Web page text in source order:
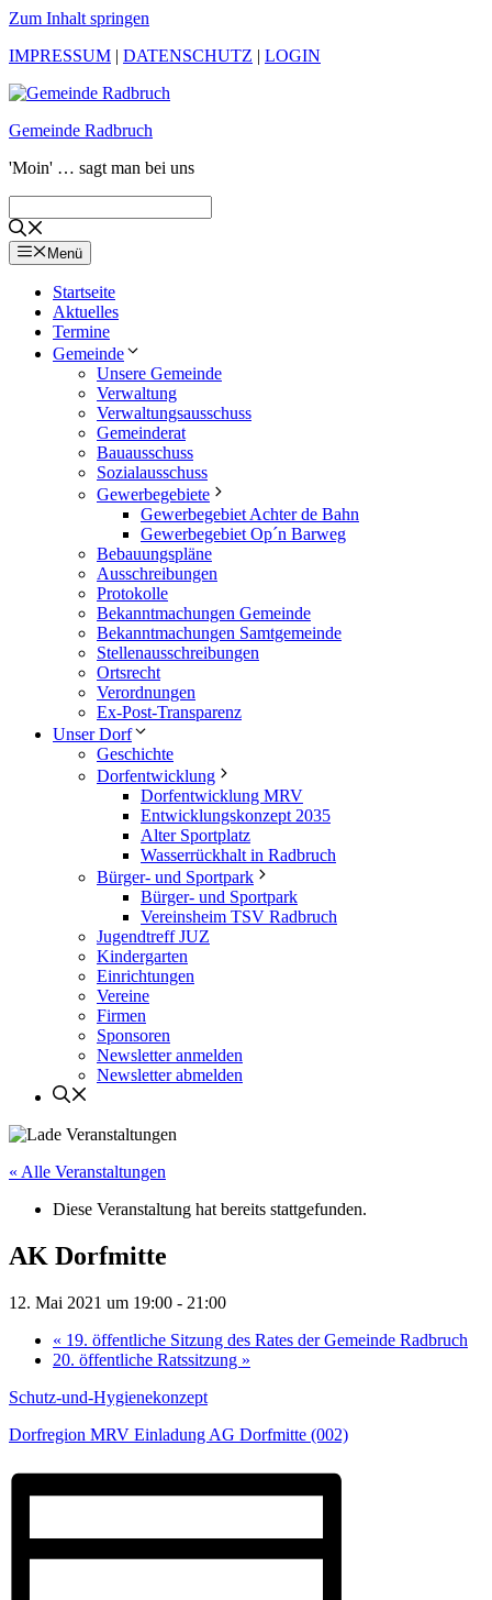
Zum Inhalt springen
IMPRESSUM | DATENSCHUTZ | LOGIN
Gemeinde Radbruch
'Moin' … sagt man bei uns
Menü
Startseite
Aktuelles
Termine
Gemeinde
Unsere Gemeinde
Verwaltung
Verwaltungsausschuss
Gemeinderat
Bauausschuss
Sozialausschuss
Gewerbegebiete
Gewerbegebiet Achter de Bahn
Gewerbegebiet Op´n Barweg
Bebauungspläne
Ausschreibungen
Protokolle
Bekanntmachungen Gemeinde
Bekanntmachungen Samtgemeinde
Stellenausschreibungen
Ortsrecht
Verordnungen
Ex-Post-Transparenz
Unser Dorf
Geschichte
Dorfentwicklung
Dorfentwicklung MRV
Entwicklungskonzept 2035
Alter Sportplatz
Wasserrückhalt in Radbruch
Bürger- und Sportpark
Bürger- und Sportpark
Vereinsheim TSV Radbruch
Jugendtreff JUZ
Kindergarten
Einrichtungen
Vereine
Firmen
Sponsoren
Newsletter anmelden
Newsletter abmelden
« Alle Veranstaltungen
Diese Veranstaltung hat bereits stattgefunden.
AK Dorfmitte
12. Mai 2021 um 19:00 - 21:00
« 19. öffentliche Sitzung des Rates der Gemeinde Radbruch
20. öffentliche Ratssitzung »
Schutz-und-Hygienekonzept
Dorfregion MRV Einladung AG Dorfmitte (002)